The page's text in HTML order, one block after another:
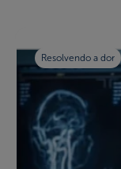
Resolvendo a dor